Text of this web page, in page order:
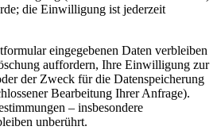
die Einwilligung ist jederzeit
eingegebenen Daten verbleiben
auffordern, Ihre Einwilligung zur
der Zweck für die Datenspeicherung
Bearbeitung Ihrer Anfrage).
– insbesondere
unberührt.